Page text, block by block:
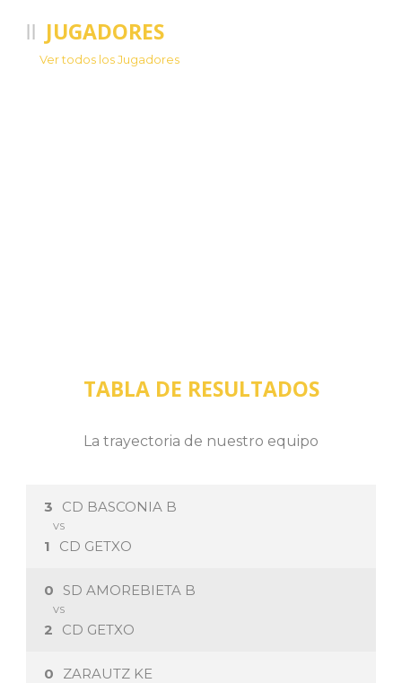
JUGADORES
Ver todos los Jugadores
TABLA DE RESULTADOS
La trayectoria de nuestro equipo
CD BASCONIA B
3
VS
1 CD GETXO
SD AMOREBIETA B
0
VS
2 CD GETXO
ZARAUTZ KE
0